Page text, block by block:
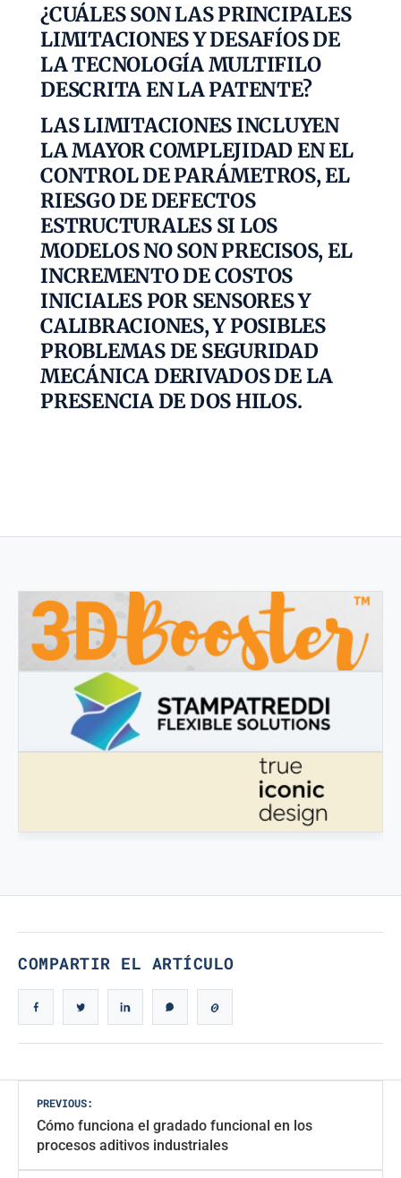
¿CUÁLES SON LAS PRINCIPALES
LIMITACIONES Y DESAFÍOS DE
LA TECNOLOGÍA MULTIFILO
DESCRITA EN LA PATENTE?
LAS LIMITACIONES INCLUYEN
LA MAYOR COMPLEJIDAD EN EL
CONTROL DE PARÁMETROS, EL
RIESGO DE DEFECTOS
ESTRUCTURALES SI LOS
MODELOS NO SON PRECISOS, EL
INCREMENTO DE COSTOS
INICIALES POR SENSORES Y
CALIBRACIONES, Y POSIBLES
PROBLEMAS DE SEGURIDAD
MECÁNICA DERIVADOS DE LA
PRESENCIA DE DOS HILOS.
3DBOOSTER
3DBooster - Productos innovadores para impresión 3D
COMPARTIR EL ARTÍCULO
Navegación
de
entradas
PREVIOUS:
Cómo funciona el gradado funcional en los
procesos aditivos industriales